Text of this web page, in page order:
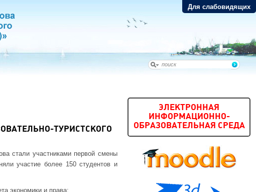
Для слабовидящих
ТУРИСТСКОГО
стали участниками первой смены
участие более 150 студентов и
экономики и права:
ЭЛЕКТРОННАЯ
ИНФОРМАЦИОННО-
ОБРАЗОВАТЕЛЬНАЯ СРЕДА